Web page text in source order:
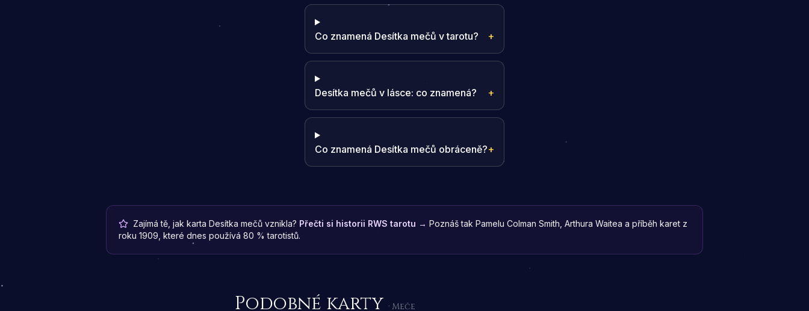
Co znamená Desítka mečů v tarotu? +
Desítka mečů v lásce: co znamená? +
Co znamená Desítka mečů obráceně?+
Zajímá tě, jak karta Desítka mečů vznikla? Přečti si historii RWS tarotu → Poznáš tak Pamelu Colman Smith, Arthura Waitea a příběh karet z
roku 1909, které dnes používá 80 % tarotistů.
Podobné karty · Meče